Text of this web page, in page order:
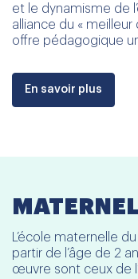
et le dynamisme de
alliance du «
offre pédagogique
En savoir plus
L’école maternelle
partir de l’âge de 2
œuvre sont ceux de